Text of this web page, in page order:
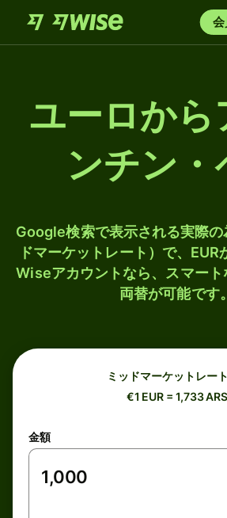
ユーロから
ンチン・
Google検索で表示される実際の
ドマーケットレート）で、EUR
Wiseアカウントなら、スマート
両替が可能です。
ミッドマーケットレート
€1 EUR = 1,733 ARS
金額